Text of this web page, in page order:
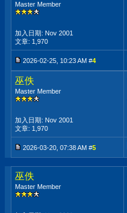
Master Member
加入日期: Nov 2001
文章: 1,970
2026-02-25, 10:23 AM #4
巫佚
Master Member
加入日期: Nov 2001
文章: 1,970
2026-03-20, 07:38 AM #5
巫佚
Master Member